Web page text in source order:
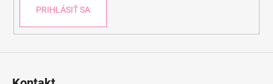
PRIHLÁSIŤ SA